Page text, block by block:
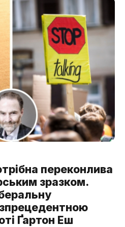
переконлива
зразком.
Ґартон Еш